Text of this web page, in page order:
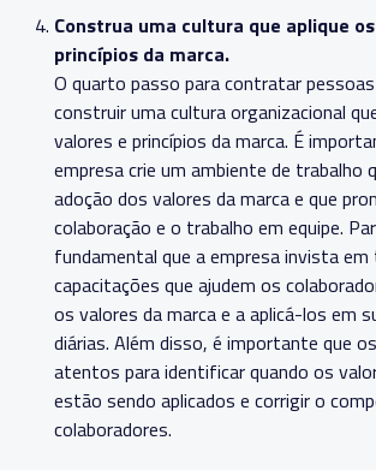
Construa uma cultura que aplique
princípios da marca.
O quarto passo para contratar
construir uma cultura organizacional
valores e princípios da marca. É
empresa crie um ambiente de trabalho
adoção dos valores da marca e que
colaboração e o trabalho em equipe.
fundamental que a empresa invista
capacitações que ajudem os
os valores da marca e a aplicá-los em
diárias. Além disso, é importante que
atentos para identificar quando os
estão sendo aplicados e corrigir o
colaboradores.